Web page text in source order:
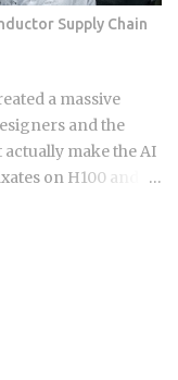
a uniform collapse.
and pretend"
hitting a point of
their
Supply Chain
a massive
and the
make the AI
on H100 and